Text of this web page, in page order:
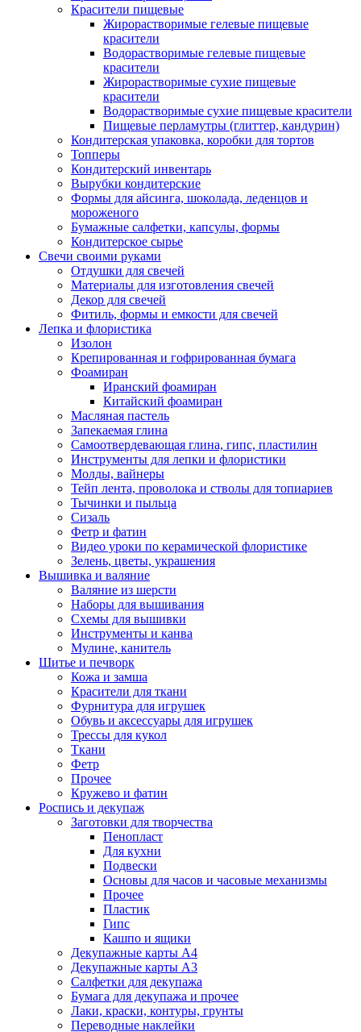
Красители пищевые
Жирорастворимые гелевые пищевые
красители
Водорастворимые гелевые пищевые
красители
Жирорастворимые сухие пищевые
красители
Водорастворимые сухие пищевые красители
Пищевые перламутры (глиттер, кандурин)
Кондитерская упаковка, коробки для тортов
Топперы
Кондитерский инвентарь
Вырубки кондитерские
Формы для айсинга, шоколада, леденцов и
мороженого
Бумажные салфетки, капсулы, формы
Кондитерское сырье
Свечи своими руками
Отдушки для свечей
Материалы для изготовления свечей
Декор для свечей
Фитиль, формы и емкости для свечей
Лепка и флористика
Изолон
Крепированная и гофрированная бумага
Фоамиран
Иранский фоамиран
Китайский фоамиран
Масляная пастель
Запекаемая глина
Самоотвердевающая глина, гипс, пластилин
Инструменты для лепки и флористики
Молды, вайнеры
Тейп лента, проволока и стволы для топиариев
Тычинки и пыльца
Сизаль
Фетр и фатин
Видео уроки по керамической флористике
Зелень, цветы, украшения
Вышивка и валяние
Валяние из шерсти
Наборы для вышивания
Схемы для вышивки
Инструменты и канва
Мулине, канитель
Шитье и печворк
Кожа и замша
Красители для ткани
Фурнитура для игрушек
Обувь и аксессуары для игрушек
Трессы для кукол
Ткани
Фетр
Прочее
Кружево и фатин
Роспись и декупаж
Заготовки для творчества
Пенопласт
Для кухни
Подвески
Основы для часов и часовые механизмы
Прочее
Пластик
Гипс
Кашпо и ящики
Декупажные карты А4
Декупажные карты А3
Салфетки для декупажа
Бумага для декупажа и прочее
Лаки, краски, контуры, грунты
Переводные наклейки